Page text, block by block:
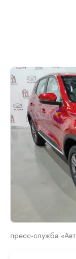
пресс-служба